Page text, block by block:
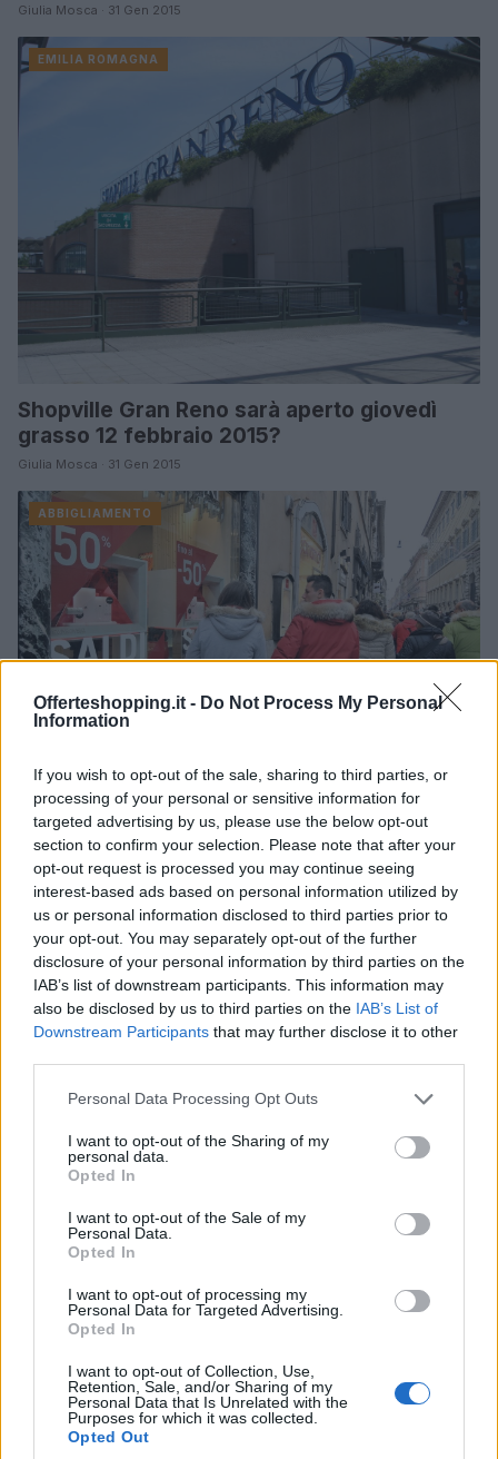
Offerteshopping.it - Do Not Process My Personal
Information
If you wish to opt-out of the sale, sharing to third parties, or
processing of your personal or sensitive information for
targeted advertising by us, please use the below opt-out
section to confirm your selection. Please note that after your
opt-out request is processed you may continue seeing
interest-based ads based on personal information utilized by
us or personal information disclosed to third parties prior to
your opt-out. You may separately opt-out of the further
disclosure of your personal information by third parties on the
IAB’s list of downstream participants. This information may
also be disclosed by us to third parties on the IAB’s List of
Downstream Participants that may further disclose it to other
Please note that this website/app uses one or more Google
not limited to your visit or usage behaviour. You may click to
grant or deny consent to Google and its third-party tags to
use your data for below specified purposes in below Google
consent section.
Personal Data Processing Opt Outs
I want to opt-out of the Sharing of my
personal data.
Opted In
I want to opt-out of the Sale of my
Personal Data.
Opted In
I want to opt-out of processing my
Personal Data for Targeted Advertising.
Opted In
I want to opt-out of Collection, Use,
Retention, Sale, and/or Sharing of my
Personal Data that Is Unrelated with the
Purposes for which it was collected.
Opted Out
Giulia Mosca · 31 Gen 2015
EMILIA ROMAGNA
Shopville Gran Reno sarà aperto giovedì
grasso 12 febbraio 2015?
Giulia Mosca · 31 Gen 2015
ABBIGLIAMENTO
Quando finiscono i saldi a Modena inverno
2015
Federica Ottone · 9 Gen 2015
BOLOGNA
febbraio 2015 a Bologna
Giulia Mosca · 9 Gen 2015
PARMA